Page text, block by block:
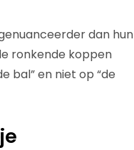
dan hun
ronkende koppen
bal” en niet op “de